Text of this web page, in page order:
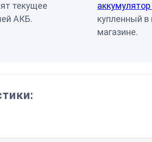
текущее
АКБ.
купленный
магазине.